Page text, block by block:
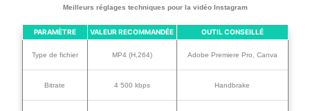
Meilleurs réglages techniques pour la vidéo Instagram
PARAMÈTRE VALEUR RECOMMANDÉE OUTIL CONSEILLÉ
Type de fichier MP4 (H,264) Adobe Premiere Pro, Canva
Bitrate 4 500 kbps Handbrake